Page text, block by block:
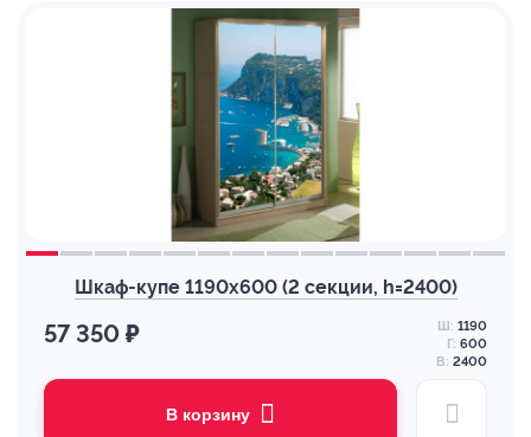
Шкаф-купе 1190х600 (2 секции, h=2400)
57 350 ₽ Ш: 1190
Г: 600
В: 2400
В корзину